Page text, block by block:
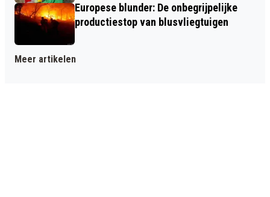
Europese blunder: De onbegrijpelijke
productiestop van blusvliegtuigen
Meer artikelen